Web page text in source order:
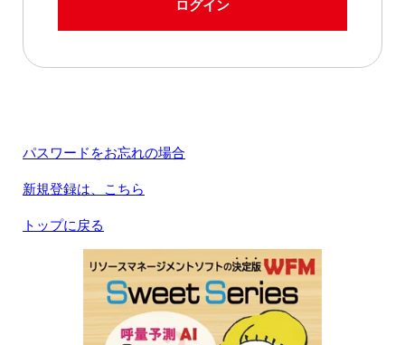
ログイン
パスワードをお忘れの場合
新規登録は、こちら
トップに戻る